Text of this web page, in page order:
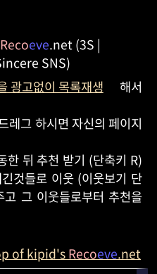
Recoeve.net (3S |
SNS)
광고없이 목록재생 해서
레그 하시면 자신의 페이지
한 뒤 추천 받기 (단축키 R)
것들로 이웃 (이웃보기 단
그 이웃들로부터 추천을
of kipid'sRecoeve.net